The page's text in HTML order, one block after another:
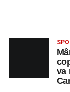
Gabi Virginia
Râpa
va